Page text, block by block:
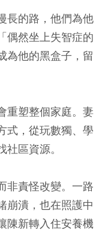
長的路，他們為他
偶然坐上失智症的
為他的黑盒子，留
重塑整個家庭。妻
式，從玩數獨、學
區資源。
非責怪改變。一路
崩潰，也在照護中
陳新轉入住安養機